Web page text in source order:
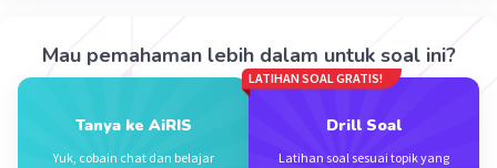
Beri Rating·0.0(0) Balas
Mau pemahaman lebih dalam untuk soal ini?
Tanya ke AiRIS
Yuk, cobain chat dan belajar
LATIHAN SOAL GRATIS!
Drill Soal
Latihan soal sesuai topik yang